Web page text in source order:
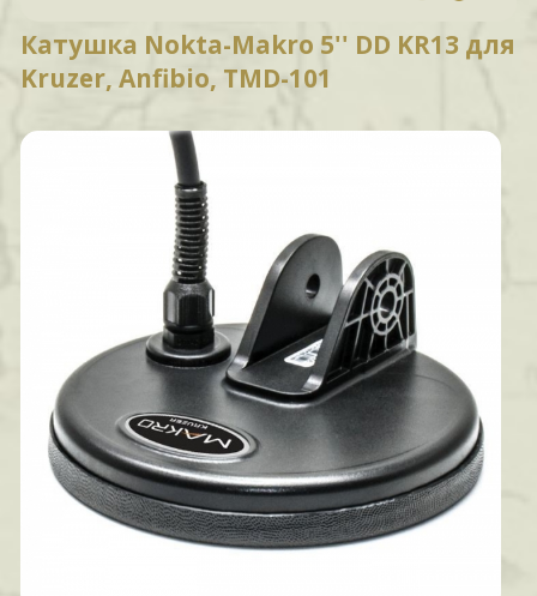
Катушка Nokta-Makro 5'' DD KR13 для
Kruzer, Anfibio, TMD-101